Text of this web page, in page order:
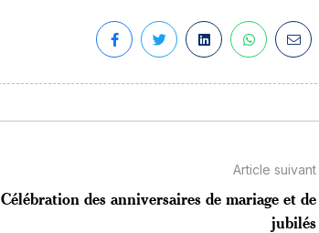
Article suivant
Célébration des anniversaires de mariage et de
jubilés